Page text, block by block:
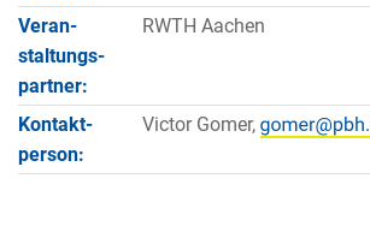
Veran­
staltungs­
partner:
RWTH Aachen
Kontakt­
person:
Victor Gomer,